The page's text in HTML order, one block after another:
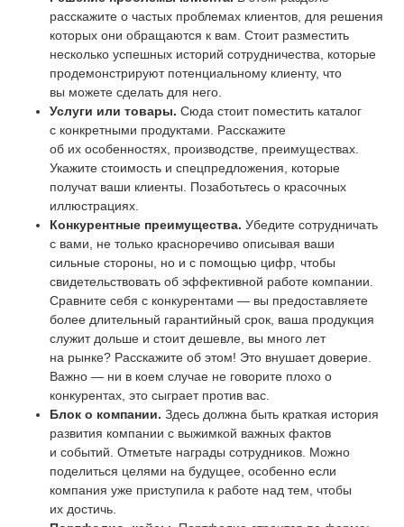
расскажите о частых проблемах клиентов, для решения
которых они обращаются к вам. Стоит разместить
несколько успешных историй сотрудничества, которые
продемонстрируют потенциальному клиенту, что
вы можете сделать для него.
Услуги или товары. Сюда стоит поместить каталог
с конкретными продуктами. Расскажите
об их особенностях, производстве, преимуществах.
Укажите стоимость и спецпредложения, которые
получат ваши клиенты. Позаботьтесь о красочных
иллюстрациях.
Конкурентные преимущества. Убедите сотрудничать
с вами, не только красноречиво описывая ваши
сильные стороны, но и с помощью цифр, чтобы
свидетельствовать об эффективной работе компании.
Сравните себя с конкурентами — вы предоставляете
более длительный гарантийный срок, ваша продукция
служит дольше и стоит дешевле, вы много лет
на рынке? Расскажите об этом! Это внушает доверие.
Важно — ни в коем случае не говорите плохо о
конкурентах, это сыграет против вас.
Блок о компании. Здесь должна быть краткая история
развития компании с выжимкой важных фактов
и событий. Отметьте награды сотрудников. Можно
поделиться целями на будущее, особенно если
компания уже приступила к работе над тем, чтобы
их достичь.